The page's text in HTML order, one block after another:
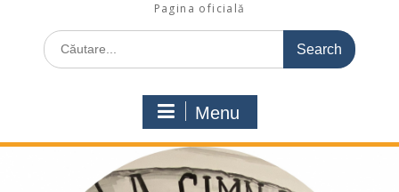
Pagina oficială
Search
for:
Menu